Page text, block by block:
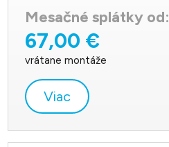
Mesačné splátky od:
67,00 €
vrátane montáže
Viac